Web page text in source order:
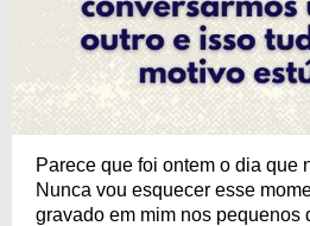
Parece que foi ontem o dia que
Nunca vou esquecer esse
gravado em mim nos pequenos